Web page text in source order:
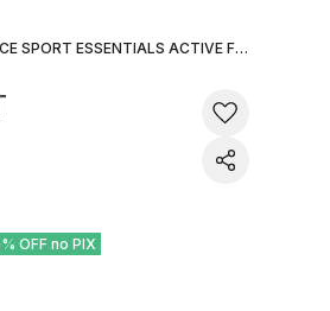
BERMUDA NEW BALANCE SPORT ESSENTIALS ACTIVE FEMININA
OFF no PIX